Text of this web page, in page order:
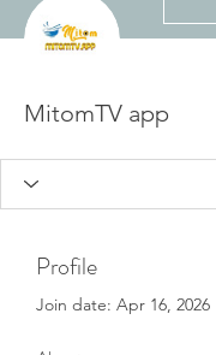
MitomTV app
Profile
Join date: Apr 16, 2026